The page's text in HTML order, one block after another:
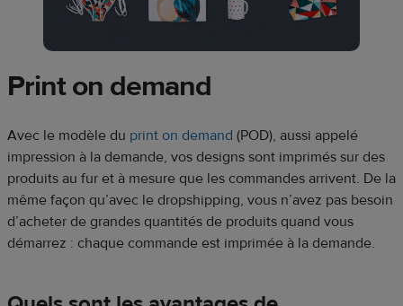
Print on demand
Avec le modèle du print on demand (POD), aussi appelé
impression à la demande, vos designs sont imprimés sur des
produits au fur et à mesure que les commandes arrivent. De la
même façon qu’avec le dropshipping, vous n’avez pas besoin
d’acheter de grandes quantités de produits quand vous
démarrez : chaque commande est imprimée à la demande.